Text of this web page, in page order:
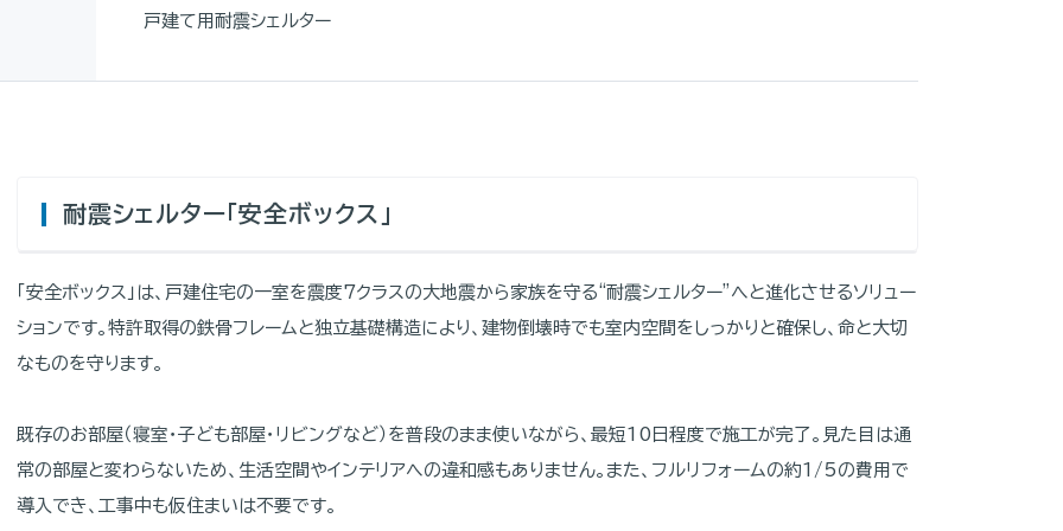
戸建て用耐震シェルター
耐震シェルター「安全ボックス」
「安全ボックス」は、戸建住宅の一室を震度7クラスの大地震から家族を守る“耐震シェルター”へと進化させるソリュー
ションです。特許取得の鉄骨フレームと独立基礎構造により、建物倒壊時でも室内空間をしっかりと確保し、命と大切
なものを守ります。
既存のお部屋（寝室・子ども部屋・リビングなど）を普段のまま使いながら、最短10日程度で施工が完了。見た目は通
常の部屋と変わらないため、生活空間やインテリアへの違和感もありません。また、フルリフォームの約1/5の費用で
導入でき、工事中も仮住まいは不要です。